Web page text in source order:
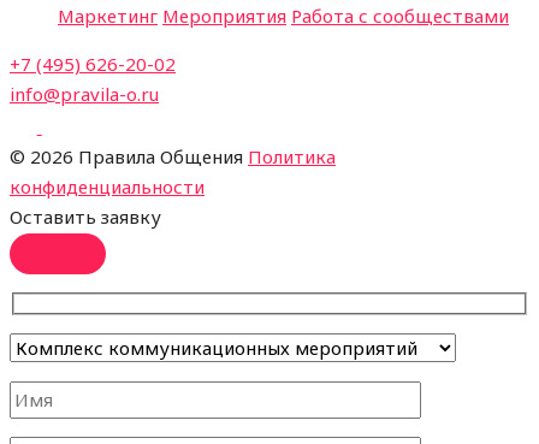
Маркетинг Мероприятия Работа с сообществами
+7 (495) 626-20-02
info@pravila-o.ru
© 2026 Правила Общения Политика
конфиденциальности
Оставить заявку